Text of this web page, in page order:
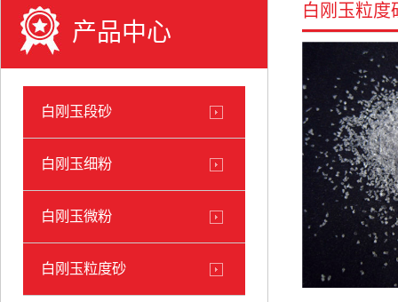
产品中心
白刚玉段砂
白刚玉细粉
白刚玉微粉
白刚玉粒度砂
白刚玉粒度